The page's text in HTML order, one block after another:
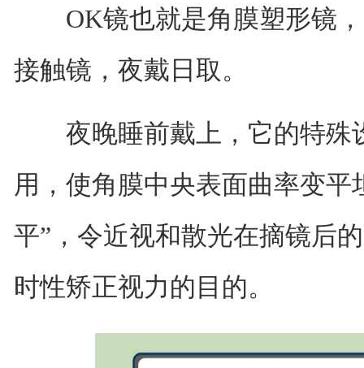
OK镜也就是角膜塑形镜，
接触镜，夜戴日取。
夜晚睡前戴上，它的特殊
用，使角膜中央表面曲率变平
平”，令近视和散光在摘镜后
时性矫正视力的目的。